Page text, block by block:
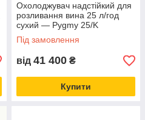
Охолоджувач надстійкий для
розливання вина 25 л/год
сухий — Pygmy 25/K
Exclusive, з насосом, 1 кран,
Lindr, Чехія
Під замовлення
від 41 400 ₴
Купити